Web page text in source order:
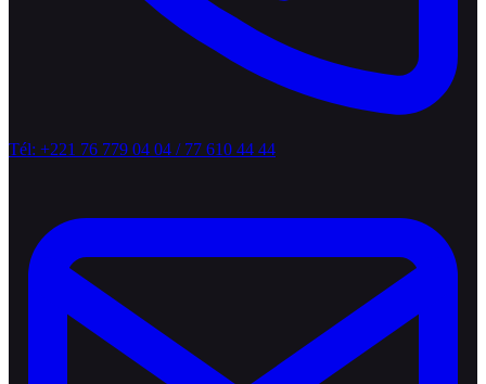
Tél: +221 76 779 04 04 / 77 610 44 44